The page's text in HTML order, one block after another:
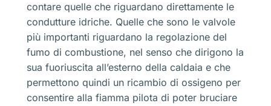
contare quelle che riguardano direttamente le
condutture idriche. Quelle che sono le valvole
più importanti riguardano la regolazione del
fumo di combustione, nel senso che dirigono la
sua fuoriuscita all’esterno della caldaia e che
permettono quindi un ricambio di ossigeno per
consentire alla fiamma pilota di poter bruciare